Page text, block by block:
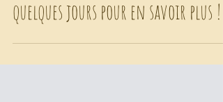
Bientôt le départ ... rendez-vous dans
quelques jours pour en savoir plus !